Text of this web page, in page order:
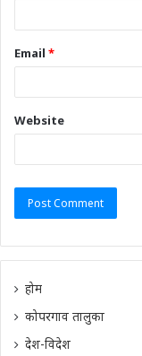
Email *
Website
होम
कोपरगाव तालुका
देश-विदेश